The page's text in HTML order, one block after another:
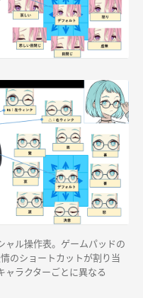
ル操作表。ゲームパッドの
のショートカットが割り当
ャラクターごとに異なる